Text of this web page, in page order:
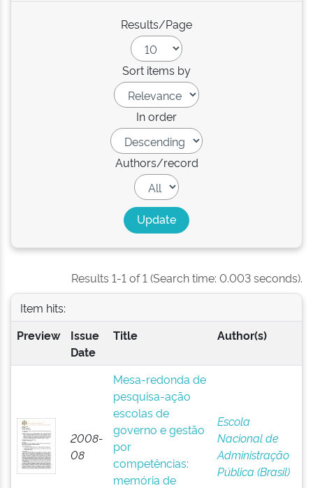
Results/Page
Sort items by
In order
Authors/record
Results 1-1 of 1 (Search time: 0.003 seconds).
Item hits:
Preview
Issue
Date
Title Author(s)
2008-
08
Mesa-redonda de
pesquisa-ação
escolas de
governo e gestão
por
competências:
memória de
Escola
Nacional de
Administração
Pública (Brasil)